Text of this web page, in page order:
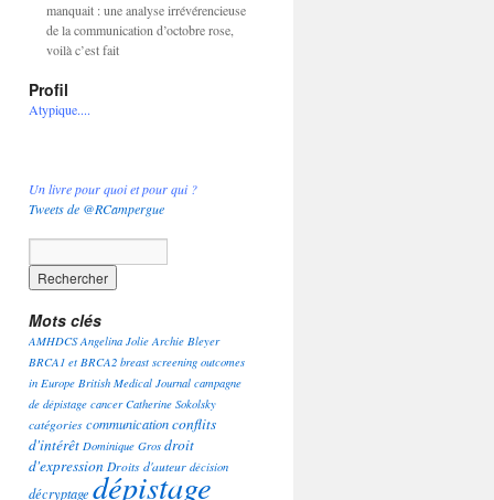
manquait : une analyse irrévérencieuse
de la communication d’octobre rose,
voilà c’est fait
Profil
Atypique....
Un livre pour quoi et pour qui ?
Tweets de @RCampergue
Mots clés
AMHDCS Angelina Jolie Archie Bleyer
BRCA1 et BRCA2 breast screening outcomes
in Europe British Medical Journal campagne
de dépistage cancer Catherine Sokolsky
catégories communicationconflits
d'intérêt Dominique Gros droit
d'expression Droits d'auteur décision
décryptage dépistage